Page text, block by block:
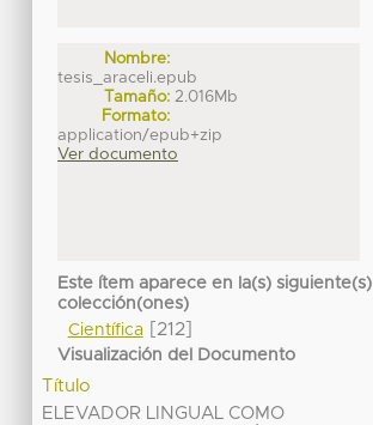
Nombre:
tesis_araceli.epub
Tamaño: 2.016Mb
Formato:
application/epub+zip
Ver documento
Este ítem aparece en la(s) siguiente(s)
colección(ones)
Científica[212]
Visualización del Documento
Título
ELEVADOR LINGUAL COMO